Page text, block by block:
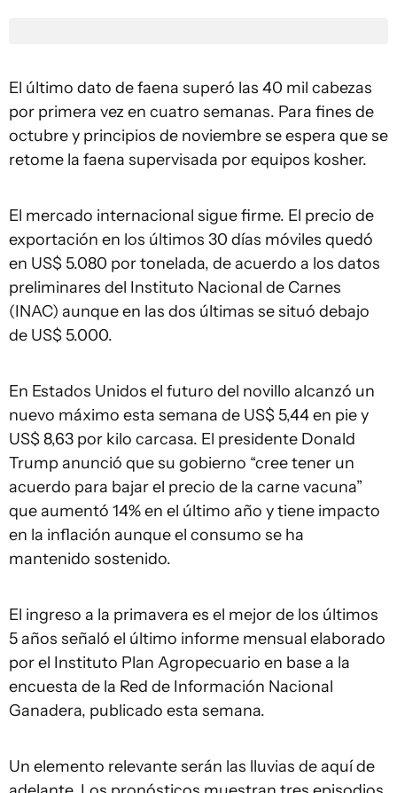
El último dato de faena superó las 40 mil cabezas
por primera vez en cuatro semanas. Para fines de
octubre y principios de noviembre se espera que se
retome la faena supervisada por equipos kosher.
El mercado internacional sigue firme. El precio de
exportación en los últimos 30 días móviles quedó
en US$ 5.080 por tonelada, de acuerdo a los datos
preliminares del Instituto Nacional de Carnes
(INAC) aunque en las dos últimas se situó debajo
de US$ 5.000.
En Estados Unidos el futuro del novillo alcanzó un
nuevo máximo esta semana de US$ 5,44 en pie y
US$ 8,63 por kilo carcasa. El presidente Donald
Trump anunció que su gobierno “cree tener un
acuerdo para bajar el precio de la carne vacuna”
que aumentó 14% en el último año y tiene impacto
en la inflación aunque el consumo se ha
mantenido sostenido.
El ingreso a la primavera es el mejor de los últimos
5 años señaló el último informe mensual elaborado
por el Instituto Plan Agropecuario en base a la
encuesta de la Red de Información Nacional
Ganadera, publicado esta semana.
Un elemento relevante serán las lluvias de aquí de